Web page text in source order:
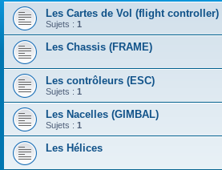
Les Cartes de Vol (flight controller)
Sujets : 1
Les Chassis (FRAME)
Les contrôleurs (ESC)
Sujets : 1
Les Nacelles (GIMBAL)
Sujets : 1
Les Hélices